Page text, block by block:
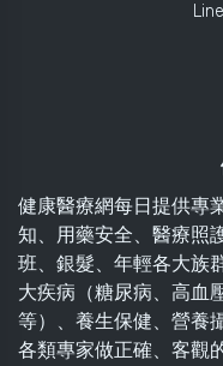
健康醫療網每日提供專
知、用藥安全、醫療照
班、銀髮、年輕各大族
大疾病（糖尿病、高血
等）、養生保健、營養
各類專家做正確、客觀